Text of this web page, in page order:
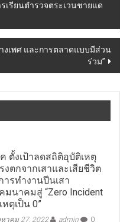
รียนตำรวจตระเวนชายแด
งเพศ และการตลาดแบบมีส่วน
ร่วม”
ตั้งเป้าลดสถิติอุบัติเหตุ
งตกจากเสาและเสียชีวิต
ารทำงานปีนเสา
มนาคมสู่ “Zero Incident
หตุเป็น 0”
หาคม 27, 2022 admin 0